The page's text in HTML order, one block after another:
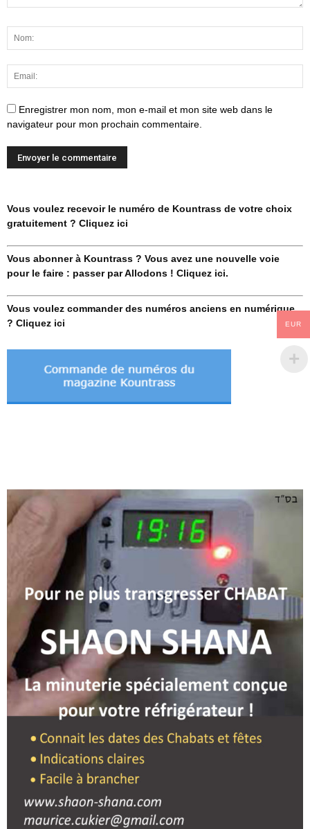
Enregistrer mon nom, mon e-mail et mon site web dans le
navigateur pour mon prochain commentaire.
Vous voulez recevoir le numéro de Kountrass de votre choix
gratuitement ? Cliquez ici
Vous abonner à Kountrass ? Vous avez une nouvelle voie
pour le faire : passer par Allodons ! Cliquez ici.
Vous voulez commander des numéros anciens en numérique
? Cliquez ici
EUR